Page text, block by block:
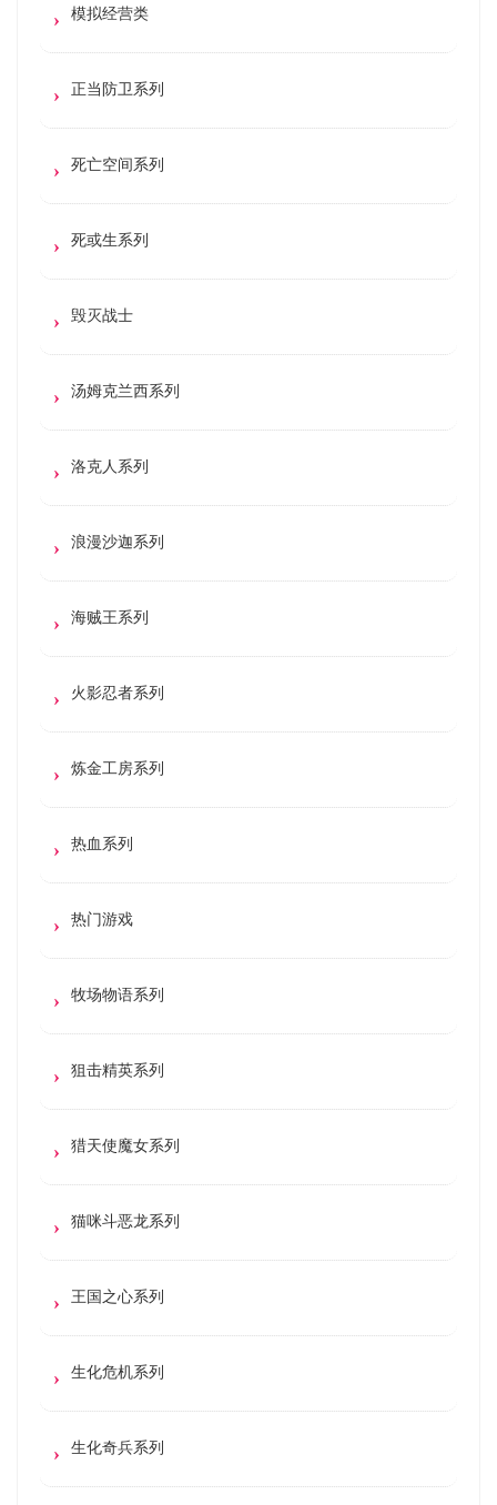
模拟经营类
正当防卫系列
死亡空间系列
死或生系列
毁灭战士
汤姆克兰西系列
洛克人系列
浪漫沙迦系列
海贼王系列
火影忍者系列
炼金工房系列
热血系列
热门游戏
牧场物语系列
狙击精英系列
猎天使魔女系列
猫咪斗恶龙系列
王国之心系列
生化危机系列
生化奇兵系列